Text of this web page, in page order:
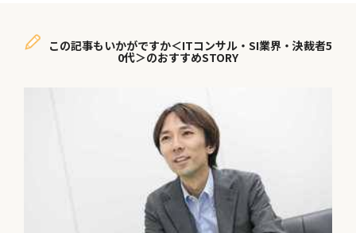
この記事もいかがですか＜ITコンサル・SI業界・決裁者5
0代＞のおすすめSTORY